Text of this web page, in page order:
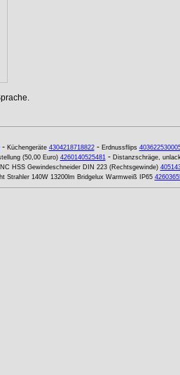
- Küchengeräte 4304218718822- Erdnussflips
(50,00 Euro) 4260140525481- Distanzschräge,
HSS Gewindeschneider DIN 223 (Rechtsgewinde)
Strahler 140W 13200lm Bridgelux Warmweiß IP65